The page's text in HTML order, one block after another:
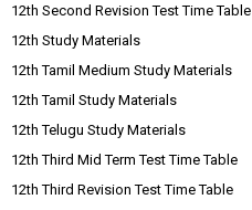
12th Second Revision Test Time Table
12th Study Materials
12th Tamil Medium Study Materials
12th Tamil Study Materials
12th Telugu Study Materials
12th Third Mid Term Test Time Table
12th Third Revision Test Time Table